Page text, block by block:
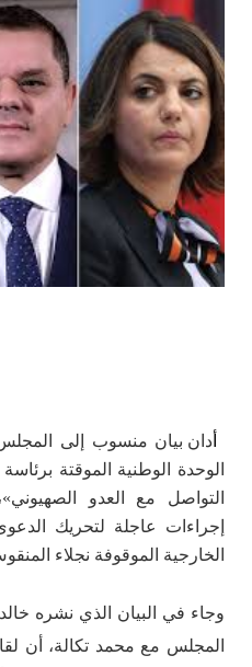
دان بيان منسوب إلى
الوحدة الوطنية الموقتة
التواصل مع العدو
إجراءات عاجلة لتحريك
الخارجية الموقوفة نجلاء
وجاء في البيان الذي نشره
المجلس مع محمد تكالة، أن